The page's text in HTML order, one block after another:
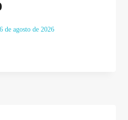
6 de agosto de 2026